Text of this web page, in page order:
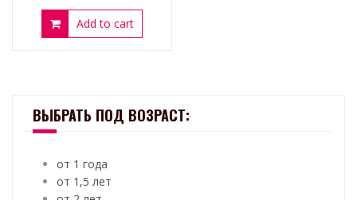
Add to cart
ВЫБРАТЬ ПОД ВОЗРАСТ:
от 1 года
от 1,5 лет